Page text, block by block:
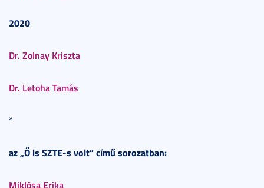
2020
Dr. Zolnay Kriszta
Dr. Letoha Tamás
*
az „Ő is SZTE-s volt” című sorozatban:
Miklósa Erika